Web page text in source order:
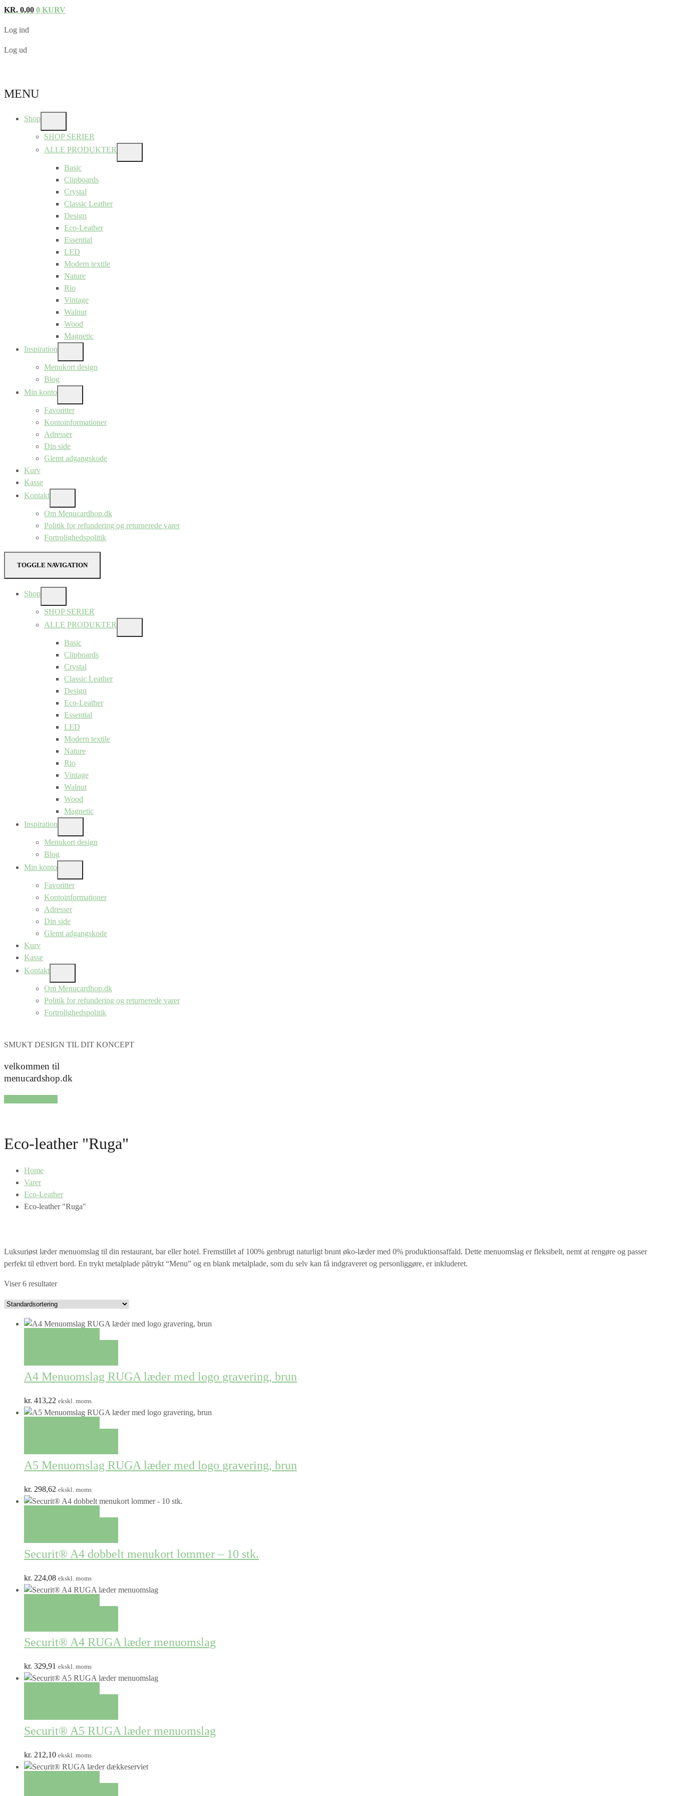
KR. 0,00 0 KURV
Log ind
Log ud
MENU
Shop
SUB
MENU
SHOP SERIER
ALLE PRODUKTER
SUB
Basic
Clipboards
Crystal
Classic Leather
Design
Eco-Leather
Essential
LED
Modern textile
Nature
Rio
Vintage
Walnut
Wood
Magnetic
Inspiration
SUB
MENU
Menukort design
Blog
Min konto
SUB
MENU
Favoritter
Kontoinformationer
Adresser
Din side
Glemt adgangskode
Kurv
Kasse
Kontakt
SUB
MENU
Om Menucardhop.dk
Politik for refundering og returnerede varer
Fortrolighedspolitik
TOGGLE NAVIGATION
Shop
SUB
MENU
SHOP SERIER
ALLE PRODUKTER
SUB
Basic
Clipboards
Crystal
Classic Leather
Design
Eco-Leather
Essential
LED
Modern textile
Nature
Rio
Vintage
Walnut
Wood
Magnetic
Inspiration
SUB
MENU
Menukort design
Blog
Min konto
SUB
MENU
Favoritter
Kontoinformationer
Adresser
Din side
Glemt adgangskode
Kurv
Kasse
Kontakt
SUB
MENU
Om Menucardhop.dk
Politik for refundering og returnerede varer
Fortrolighedspolitik
SMUKT DESIGN TIL DIT KONCEPT
velkommen til
menucardshop.dk
Eco-leather "Ruga"
Home
Varer
Eco-Leather
Eco-leather "Ruga"
Luksuriøst læder menuomslag til din restaurant, bar eller hotel. Fremstillet af 100% genbrugt naturligt brunt øko-læder med 0% produktionsaffald. Dette menuomslag er fleksibelt, nemt at rengøre og passer
perfekt til ethvert bord. En trykt metalplade påtrykt “Menu” og en blank metalplade, som du selv kan få indgraveret og personliggøre, er inkluderet.
Viser 6 resultater
A4 Menuomslag RUGA læder med logo gravering, brun
kr. 413,22 ekskl. moms
A5 Menuomslag RUGA læder med logo gravering, brun
kr. 298,62 ekskl. moms
Securit® A4 dobbelt menukort lommer – 10 stk.
kr. 224,08 ekskl. moms
Securit® A4 RUGA læder menuomslag
kr. 329,91 ekskl. moms
Securit® A5 RUGA læder menuomslag
kr. 212,10 ekskl. moms